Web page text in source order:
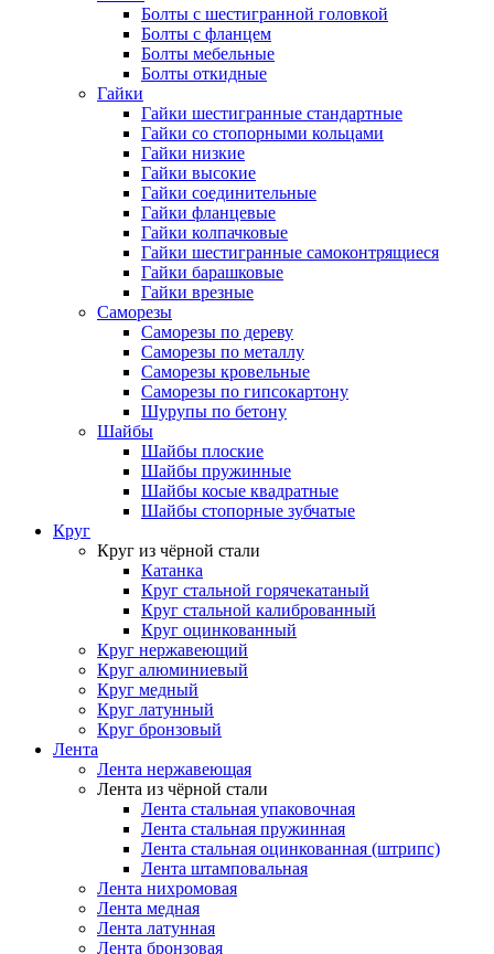
Болты с шестигранной головкой
Болты с фланцем
Болты мебельные
Болты откидные
Гайки
Гайки шестигранные стандартные
Гайки со стопорными кольцами
Гайки низкие
Гайки высокие
Гайки соединительные
Гайки фланцевые
Гайки колпачковые
Гайки шестигранные самоконтрящиеся
Гайки барашковые
Гайки врезные
Саморезы
Саморезы по дереву
Саморезы по металлу
Саморезы кровельные
Саморезы по гипсокартону
Шурупы по бетону
Шайбы
Шайбы плоские
Шайбы пружинные
Шайбы косые квадратные
Шайбы стопорные зубчатые
Круг
Круг из чёрной стали
Катанка
Круг стальной горячекатаный
Круг стальной калиброванный
Круг оцинкованный
Круг нержавеющий
Круг алюминиевый
Круг медный
Круг латунный
Круг бронзовый
Лента
Лента нержавеющая
Лента из чёрной стали
Лента стальная упаковочная
Лента стальная пружинная
Лента стальная оцинкованная (штрипс)
Лента штамповальная
Лента нихромовая
Лента медная
Лента латунная
Лента бронзовая